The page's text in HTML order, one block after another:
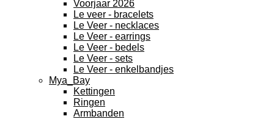
Voorjaar 2026
Le veer - bracelets
Le Veer - necklaces
Le Veer - earrings
Le Veer - bedels
Le Veer - sets
Le Veer - enkelbandjes
Mya_Bay
Kettingen
Ringen
Armbanden